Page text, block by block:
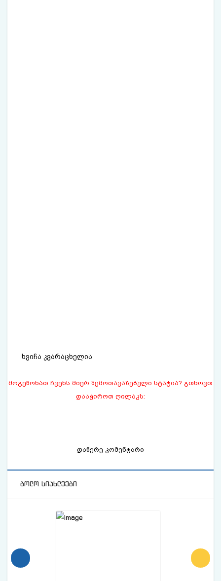
ხვიჩა კვარაცხელია
მოგეწონათ ჩვენს მიერ შემოთავაზებული სტატია? გთხოვთ
დააჭიროთ ღილაკს:
დაწერე კომენტარი
ბოლო სიახლეები